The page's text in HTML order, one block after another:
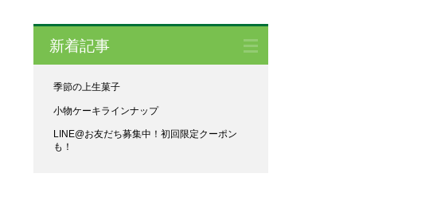
新着記事
季節の上生菓子
小物ケーキラインナップ
LINE@お友だち募集中！初回限定クーポン
も！